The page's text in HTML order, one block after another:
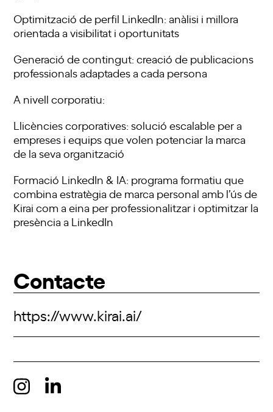
Optimització de perfil LinkedIn: anàlisi i millora
orientada a visibilitat i oportunitats
Generació de contingut: creació de publicacions
professionals adaptades a cada persona
A nivell corporatiu:
Llicències corporatives: solució escalable per a
empreses i equips que volen potenciar la marca
de la seva organització
Formació LinkedIn & IA: programa formatiu que
combina estratègia de marca personal amb l’ús de
Kirai com a eina per professionalitzar i optimitzar la
presència a LinkedIn
Contacte
https://www.kirai.ai/